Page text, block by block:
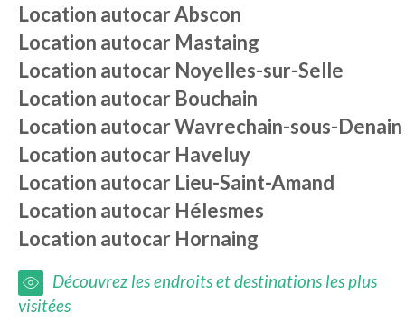
Location autocarAbscon
Location autocar Mastaing
Location autocar Noyelles-sur-Selle
Location autocar Bouchain
Location autocarWavrechain-sous-Denain
Location autocar Haveluy
Location autocar Lieu-Saint-Amand
Location autocar Hélesmes
Location autocar Hornaing
Découvrez les endroits et destinations les plus
visitées